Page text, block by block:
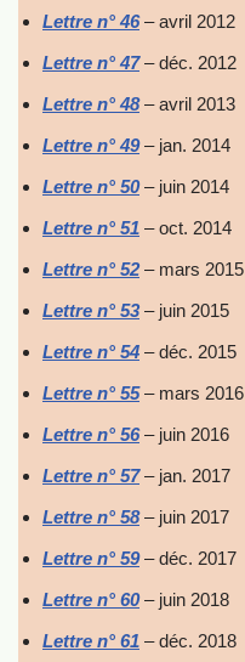
Lettre n° 46– avril 2012
Lettre n° 47– déc. 2012
Lettre n° 48– avril 2013
Lettre n° 49– jan. 2014
Lettre n° 50– juin 2014
Lettre n° 51 – oct. 2014
Lettre n° 52– mars 2015
Lettre n° 53– juin 2015
Lettre n° 54 – déc. 2015
Lettre n° 55– mars 2016
Lettre n° 56– juin 2016
Lettre n° 57– jan. 2017
Lettre n° 58– juin 2017
Lettre n° 59– déc. 2017
Lettre n° 60– juin 2018
Lettre n° 61 – déc. 2018